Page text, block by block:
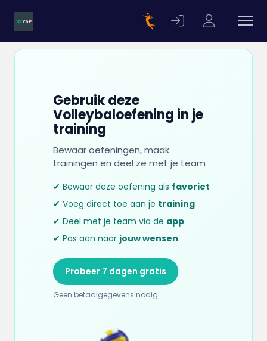
Gebruik deze
Volleybaloefening in je
training
Bewaar oefeningen, maak
trainingen en deel ze met je team
✔ Bewaar deze oefening als favoriet
✔ Voeg direct toe aan je training
✔ Deel met je team via de app
✔ Pas aan naar jouw wensen
Probeer 7 dagen gratis
Geen betaalgegevens nodig